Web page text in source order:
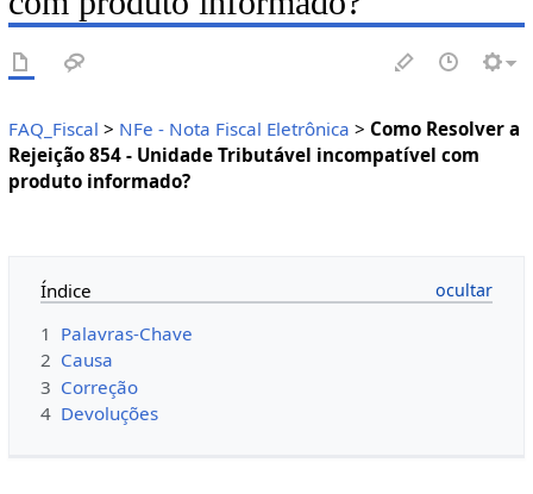
FAQ_Fiscal > NFe - Nota Fiscal Eletrônica > Como Resolver a
Rejeição 854 - Unidade Tributável incompatível com
produto informado?
Índice
1 Palavras-Chave
2 Causa
3 Correção
4 Devoluções